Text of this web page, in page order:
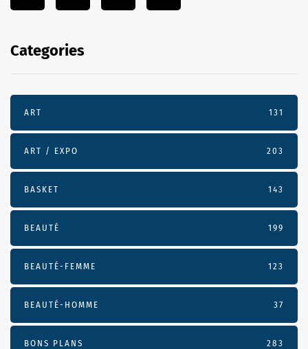
Categories
ART 131
ART / EXPO 203
BASKET 143
BEAUTÉ 199
BEAUTÉ-FEMME 123
BEAUTÉ-HOMME 37
BONS PLANS 283